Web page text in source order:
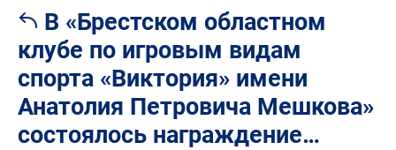
В «Брестском областном
клубе по игровым видам
спорта «Виктория» имени
Анатолия Петровича Мешкова»
состоялось награждение…